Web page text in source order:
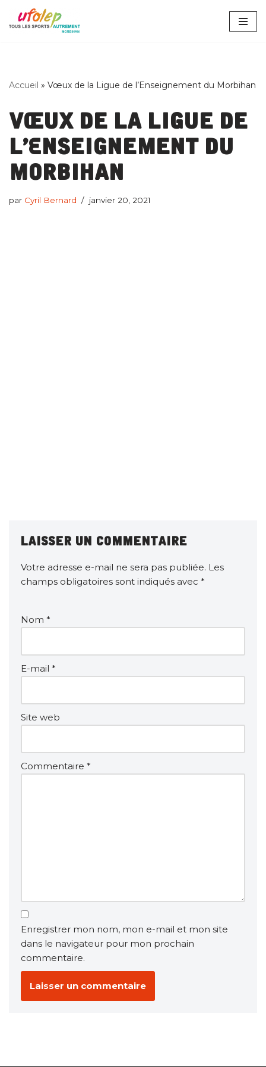
Aller
Accueil » Vœux de la Ligue de l’Enseignement du Morbihan
Vœux de la Ligue de
l’Enseignement du
Morbihan
par Cyril Bernard janvier 20, 2021
Laisser un commentaire
Votre adresse e-mail ne sera pas publiée. Les
champs obligatoires sont indiqués avec *
Nom *
E-mail *
Site web
Commentaire *
Enregistrer mon nom, mon e-mail et mon site
dans le navigateur pour mon prochain
commentaire.